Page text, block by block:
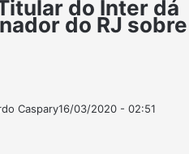
do Inter dá
do RJ sobre
CasparyFollow
Mande
16/03/2020 - 02:51